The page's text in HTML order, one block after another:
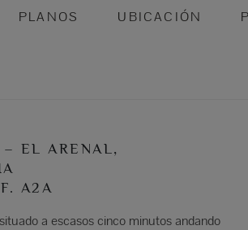
PLANOS UBICACIÓN
– EL ARENAL,
A2A
a escasos cinco minutos andando